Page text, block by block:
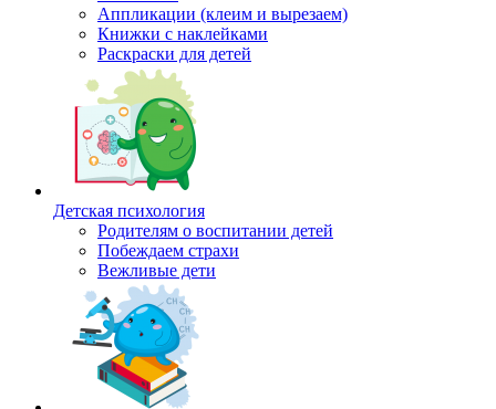
Аппликации (клеим и вырезаем)
Книжки с наклейками
Раскраски для детей
Детская психология
Родителям о воспитании детей
Побеждаем страхи
Вежливые дети